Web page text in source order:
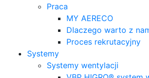
Praca
MY AERECO
Dlaczego warto z
Proces rekrutacyjny
Systemy
Systemy wentylacji